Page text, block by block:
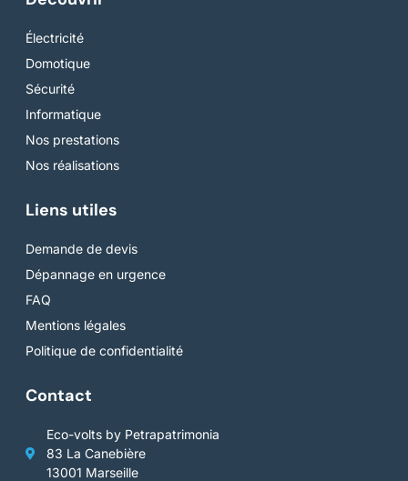
Électricité
Domotique
Sécurité
Informatique
Nos prestations
Nos réalisations
Liens utiles
Demande de devis
Dépannage en urgence
FAQ
Mentions légales
Politique de confidentialité
Contact
Eco-volts by Petrapatrimonia
83 La Canebière
13001 Marseille